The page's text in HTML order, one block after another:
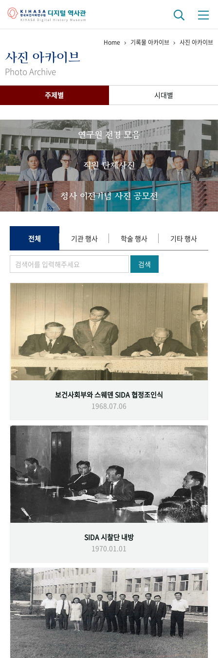
걸어온 길 기관 변천사
간행물 변천사
기록물 아카이브
사진 아카이브 문서 기록물 행정박물 영상 기록물
50+1 주년 기념
성과 50선 숫자로 보는 50년
세계와 함께 한 KIHASA
VR 역사관
Home 기록물 아카이브 사진 아카이브
사진 아카이브
Photo Archive
주제별 시대별
연구원 전경 모음
직원 단체사진
청사 이전기념 사진 공모전
전체 기관 행사 학술 행사 기타 행사
검색
보건사회부와 스웨덴 SIDA 협정조인식
1968.07.06
SIDA 시찰단 내방
1970.01.01